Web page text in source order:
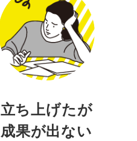
立ち上げたが
成果が出ない